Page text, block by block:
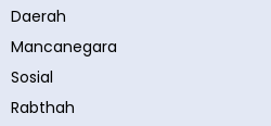
Daerah
Mancanegara
Sosial
Rabthah